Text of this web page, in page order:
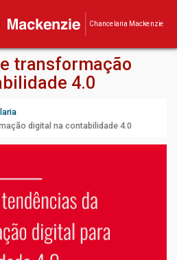
Chancelaria Mackenzie
transformação
4.0
digital na contabilidade 4.0